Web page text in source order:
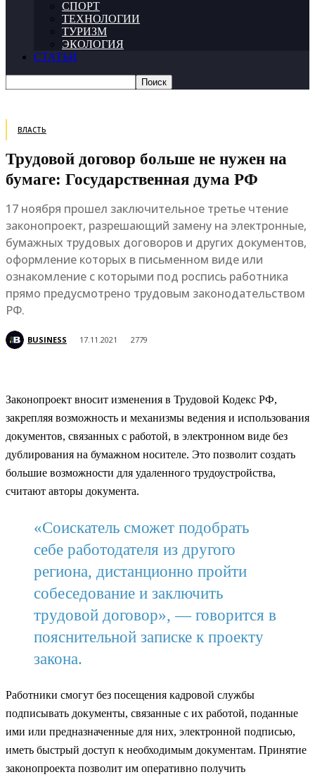
СПОРТ
ТЕХНОЛОГИИ
ТУРИЗМ
ЭКОЛОГИЯ
СТАТЬИ
ВЛАСТЬ
Трудовой договор больше не нужен на
бумаге: Государственная дума РФ
17 ноября прошел заключительное третье чтение
законопроект, разрешающий замену на электронные,
бумажных трудовых договоров и других документов,
оформление которых в письменном виде или
ознакомление с которыми под роспись работника
прямо предусмотрено трудовым законодательством
РФ.
BUSINESS 17.11.2021 2779
Законопроект вносит изменения в Трудовой Кодекс РФ,
закрепляя возможность и механизмы ведения и использования
документов, связанных с работой, в электронном виде без
дублирования на бумажном носителе. Это позволит создать
большие возможности для удаленного трудоустройства,
считают авторы документа.
«Соискатель сможет подобрать
себе работодателя из другого
региона, дистанционно пройти
собеседование и заключить
трудовой договор», — говорится в
пояснительной записке к проекту
закона.
Работники смогут без посещения кадровой службы
подписывать документы, связанные с их работой, поданные
ими или предназначенные для них, электронной подписью,
иметь быстрый доступ к необходимым документам. Принятие
законопроекта позволит им оперативно получить